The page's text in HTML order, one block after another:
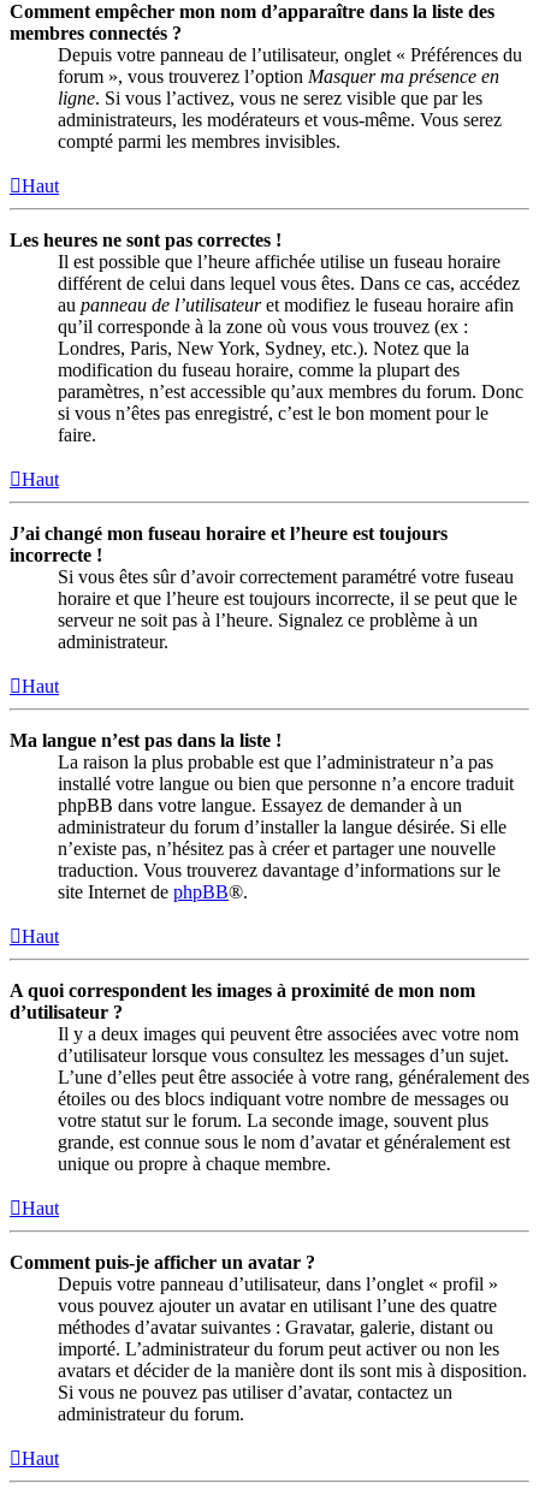
Comment empêcher mon nom d’apparaître dans la liste des
membres connectés ?
Depuis votre panneau de l’utilisateur, onglet « Préférences du
forum », vous trouverez l’option Masquer ma présence en
ligne. Si vous l’activez, vous ne serez visible que par les
administrateurs, les modérateurs et vous-même. Vous serez
compté parmi les membres invisibles.
Haut
Les heures ne sont pas correctes !
Il est possible que l’heure affichée utilise un fuseau horaire
différent de celui dans lequel vous êtes. Dans ce cas, accédez
au panneau de l’utilisateuret modifiez le fuseau horaire afin
qu’il corresponde à la zone où vous vous trouvez (ex :
Londres, Paris, New York, Sydney, etc.). Notez que la
modification du fuseau horaire, comme la plupart des
paramètres, n’est accessible qu’aux membres du forum. Donc
si vous n’êtes pas enregistré, c’est le bon moment pour le
faire.
Haut
J’ai changé mon fuseau horaire et l’heure est toujours
incorrecte !
Si vous êtes sûr d’avoir correctement paramétré votre fuseau
horaire et que l’heure est toujours incorrecte, il se peut que le
serveur ne soit pas à l’heure. Signalez ce problème à un
administrateur.
Haut
Ma langue n’est pas dans la liste !
La raison la plus probable est que l’administrateur n’a pas
installé votre langue ou bien que personne n’a encore traduit
phpBB dans votre langue. Essayez de demander à un
administrateur du forum d’installer la langue désirée. Si elle
n’existe pas, n’hésitez pas à créer et partager une nouvelle
traduction. Vous trouverez davantage d’informations sur le
site Internet de phpBB®.
Haut
A quoi correspondent les images à proximité de mon nom
d’utilisateur ?
Il y a deux images qui peuvent être associées avec votre nom
d’utilisateur lorsque vous consultez les messages d’un sujet.
L’une d’elles peut être associée à votre rang, généralement des
étoiles ou des blocs indiquant votre nombre de messages ou
votre statut sur le forum. La seconde image, souvent plus
grande, est connue sous le nom d’avatar et généralement est
unique ou propre à chaque membre.
Haut
Comment puis-je afficher un avatar ?
Depuis votre panneau d’utilisateur, dans l’onglet « profil »
vous pouvez ajouter un avatar en utilisant l’une des quatre
méthodes d’avatar suivantes : Gravatar, galerie, distant ou
importé. L’administrateur du forum peut activer ou non les
avatars et décider de la manière dont ils sont mis à disposition.
Si vous ne pouvez pas utiliser d’avatar, contactez un
administrateur du forum.
Haut